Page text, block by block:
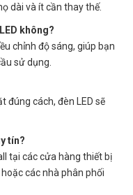
dài và ít cần thay thế.
không?
chỉnh độ sáng, giúp bạn
sử dụng.
đúng cách, đèn LED sẽ
tín?
tại các cửa hàng thiết bị
hoặc các nhà phân phối